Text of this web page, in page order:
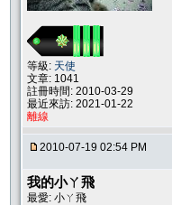
等級: 天使
文章: 1041
註冊時間: 2010-03-29
最近來訪: 2021-01-22
離線
2010-07-19 02:54 PM
我的小ㄚ飛
最愛: 小ㄚ飛